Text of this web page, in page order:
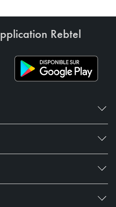
Rebtel